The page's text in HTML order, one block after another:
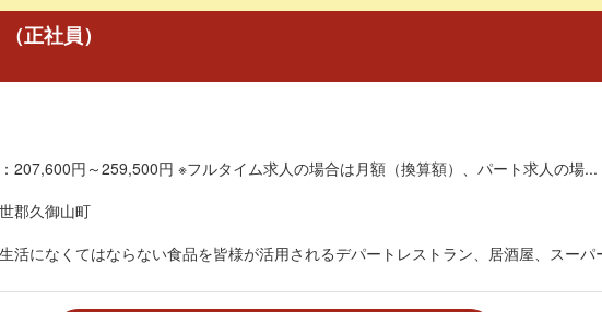
正社員）
207,600円～259,500円 ※フルタイム求人の場合は月額（換算額）、パート求人の場...
郡久御山町
活になくてはならない食品を皆様が活用されるデパートレストラン、居酒屋、スーパ